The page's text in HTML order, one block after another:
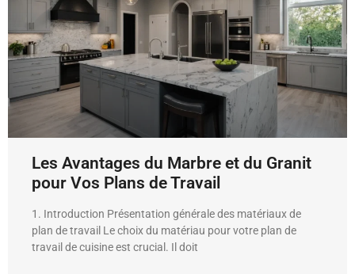
Les Avantages du Marbre et du Granit
pour Vos Plans de Travail
1. Introduction Présentation générale des matériaux de
plan de travail Le choix du matériau pour votre plan de
travail de cuisine est crucial. Il doit